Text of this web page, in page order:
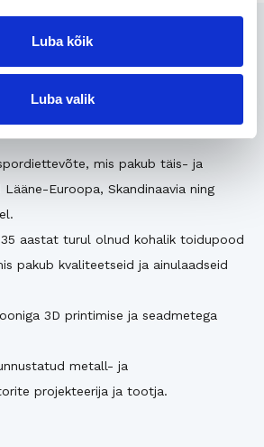
Luba kõik
Luba valik
ettevõtted Eestis
mis pakub täis- ja
Euroopa, Skandinaavia ning
aastat turul olnud kohalik toidupood
pakub kvaliteetseid ja ainulaadseid
3D printimise ja seadmetega
metall- ja
projekteerija ja tootja.